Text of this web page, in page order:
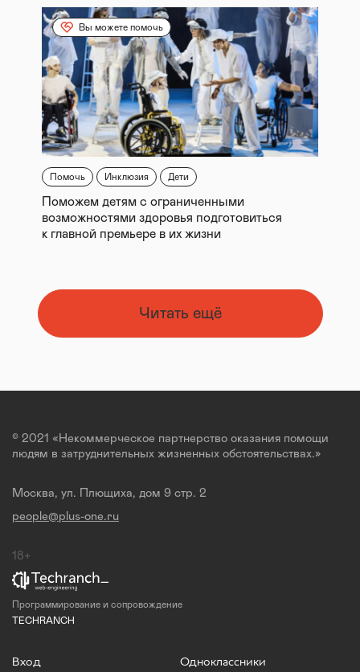
Вы можете помочь
Помочь Инклюзия Дети
Поможем детям с ограниченными
возможностями здоровья подготовиться
к главной премьере в их жизни
Читать ещё
© 2021 «Некоммерческое партнерство оказания помощи
людям в затруднительных жизненных обстоятельствах.»
Москва, ул. Плющиха, дом 9 стр. 2
people@plus-one.ru
18+
Программирование и сопровождение
TECHRANCH
Вход Одноклассники